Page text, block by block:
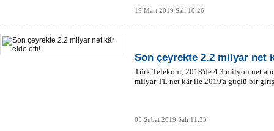
19 Mart 2019 Salı 10:26
Son çeyrekte 2.2 milyar net
Türk Telekom; 2018'de 4.3 milyon net
milyar TL net kâr ile 2019'a güçlü bir
05 Şubat 2019 Salı 11:33